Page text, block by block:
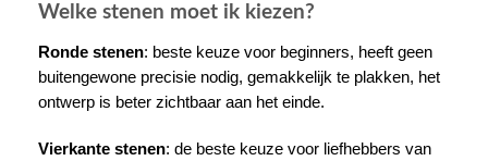
Welke stenen moet ik kiezen?
Ronde stenen: beste keuze voor beginners, heeft geen
buitengewone precisie nodig, gemakkelijk te plakken, het
ontwerp is beter zichtbaar aan het einde.
Vierkante stenen: de beste keuze voor liefhebbers van